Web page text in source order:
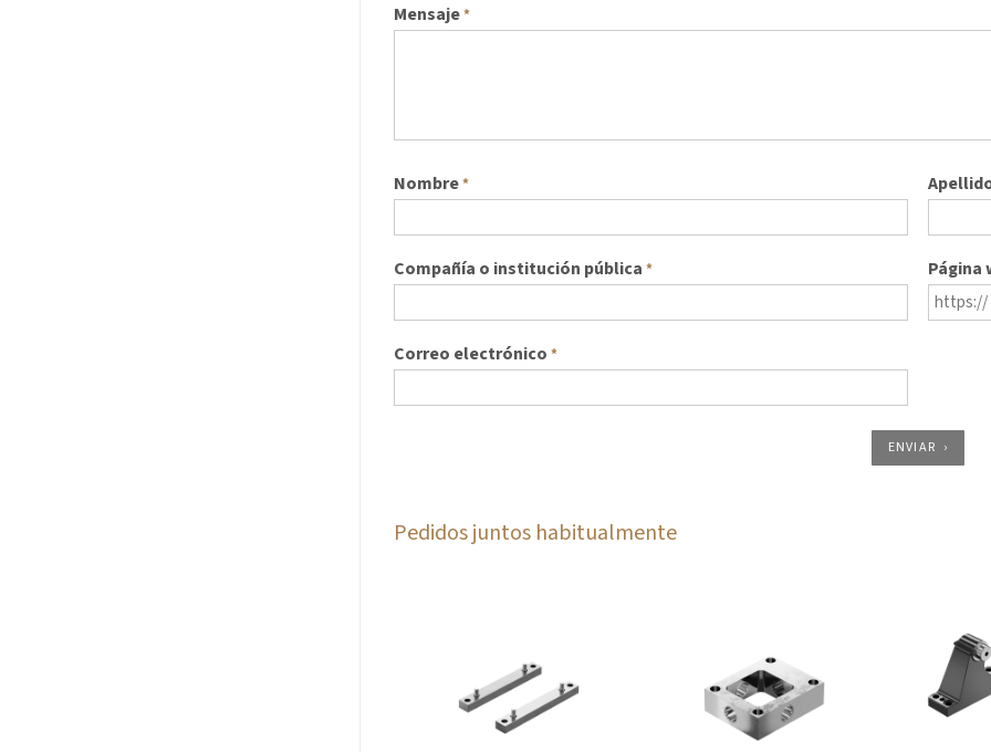
Mensaje*
Nombre*
Compañía o institución pública * Página
Correo electrónico *
ENVIAR
Pedidos juntos habitualmente